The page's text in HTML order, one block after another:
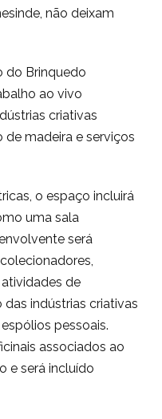
não deixam
do Brinquedo
ao vivo
criativas
madeira e serviços
o espaço incluirá
uma sala
será
de
indústrias criativas
pessoais.
associados ao
e será incluído